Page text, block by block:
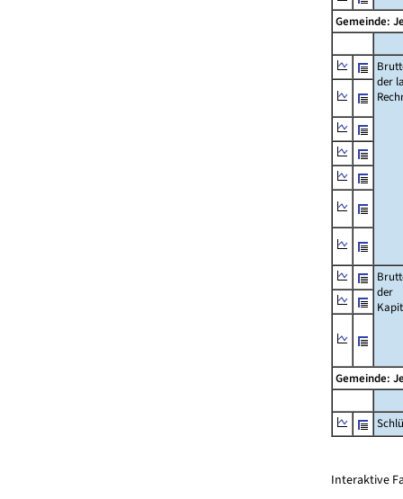
Gemeinde:
der
der
Gemeinde:
Interaktive